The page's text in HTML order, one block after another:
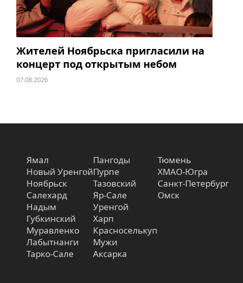
Жителей Ноябрьска пригласили на
концерт под открытым небом
07.08.2026
Ямал
Новый Уренгой
Ноябрьск
Салехард
Надым
Губкинский
Муравленко
Лабытнанги
Тарко-Сале
Пангоды
Пурпе
Тазовский
Яр-Сале
Уренгой
Харп
Красноселькуп
Мужи
Аксарка
Тюмень
ХМАО-Югра
Санкт-Петербург
Омск